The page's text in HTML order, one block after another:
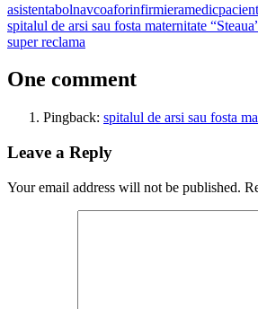
asistentabolnavcoaforinfirmieramedicpacient
Post
navigation
Previous
Post:
spitalul de arsi sau fosta maternitate
Next
super reclama
One comment
Pingback: spitalul de arsi sau fosta
Leave a Reply
Your email address will not be published.